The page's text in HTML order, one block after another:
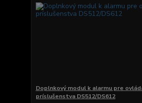
Doplnkový modul k alarmu pre
príslušenstva DS512/DS612